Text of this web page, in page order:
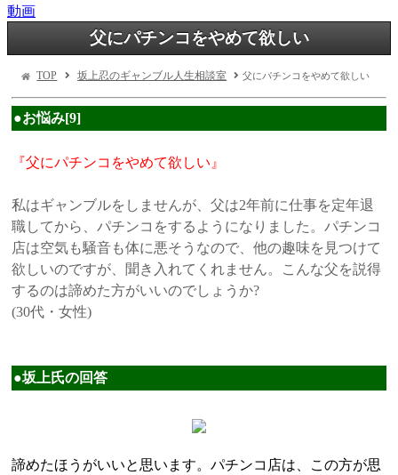
動画
父にパチンコをやめて欲しい
TOP 坂上忍のギャンブル人生相談室 父にパチンコをやめて欲しい
●お悩み[9]
『父にパチンコをやめて欲しい』
私はギャンブルをしませんが、父は2年前に仕事を定年退
職してから、パチンコをするようになりました。パチンコ
店は空気も騒音も体に悪そうなので、他の趣味を見つけて
欲しいのですが、聞き入れてくれません。こんな父を説得
するのは諦めた方がいいのでしょうか?
(30代・女性)
●坂上氏の回答
諦めたほうがいいと思います。パチンコ店は、この方が思